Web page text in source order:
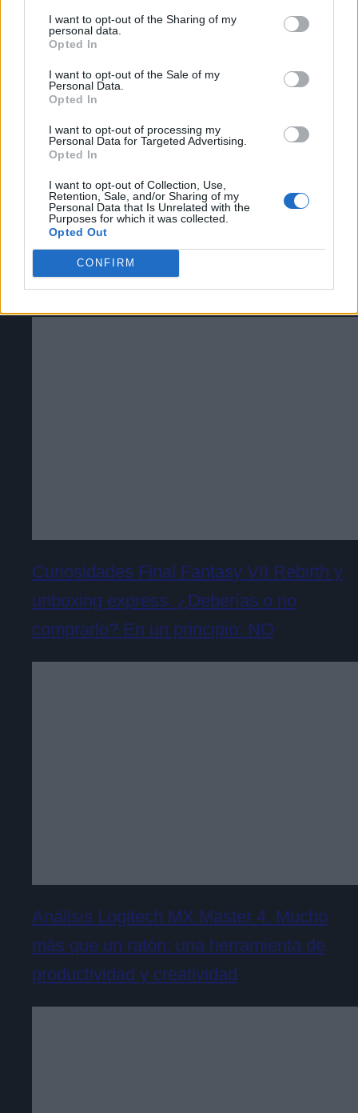
recopilación y uso de datos en nuestra Política de
Privacidad.
terceros por nuestra parte, utilice la siguiente opción de
exclusión y confirme su selección. Tenga en cuenta que
después de que se procese su solicitud de exclusión, es
posible que continúe viendo anuncios basados en intereses
basados en la información personal utilizada por nosotros o
en información personal divulgada a terceros antes de su
Puede optar por no participar en la divulgación adicional de
su información personal por parte de terceros en la Lista de
participantes intermedios de la IAB.
I want to opt-out of the Sharing of my
personal data.
Opted In
I want to opt-out of the Sale of my
Personal Data.
Opted In
I want to opt-out of processing my
Personal Data for Targeted Advertising.
Opted In
I want to opt-out of Collection, Use,
Retention, Sale, and/or Sharing of my
Personal Data that Is Unrelated with the
Purposes for which it was collected.
Opted Out
CONFIRM
Todos los códigos de desbloqueo de skins
Rodriguez, Pazos64, Rangugamer y
muchos más)
Curiosidades Final Fantasy VII Rebirth y
unboxing express. ¿Deberías o no
comprarlo? En un principio: NO
Análisis Logitech MX Master 4. Mucho
más que un ratón: una herramienta de
productividad y creatividad